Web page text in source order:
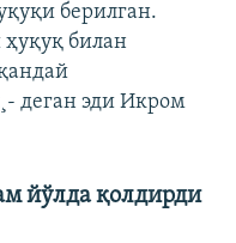
берилган.
ҳуқуқ билан
деган эди Икром
йўлда қолдирди